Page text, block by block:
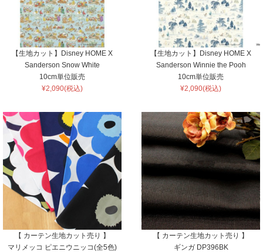
【生地カット】Disney HOME X
Sanderson Snow White
10cm単位販売
¥2,090(税込)
【生地カット】Disney HOME X
Sanderson Winnie the Pooh
10cm単位販売
¥2,090(税込)
【 カーテン生地カット売り 】
マリメッコ ピエニウニッコ(全5色)
【 カーテン生地カット売り 】
ギンガ DP396BK